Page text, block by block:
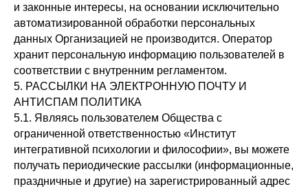
и законные интересы, на основании исключительно
автоматизированной обработки персональных
данных Организацией не производится. Оператор
хранит персональную информацию пользователей в
соответствии с внутренним регламентом.
5. РАССЫЛКИ НА ЭЛЕКТРОННУЮ ПОЧТУ И
АНТИСПАМ ПОЛИТИКА
5.1. Являясь пользователем Общества с
ограниченной ответственностью «Институт
интегративной психологии и философии», вы можете
получать периодические рассылки (информационные,
праздничные и другие) на зарегистрированный адрес